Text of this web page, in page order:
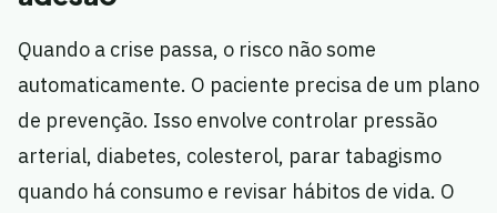
Quando a crise passa, o risco não some
automaticamente. O paciente precisa de um plano
de prevenção. Isso envolve controlar pressão
arterial, diabetes, colesterol, parar tabagismo
quando há consumo e revisar hábitos de vida. O